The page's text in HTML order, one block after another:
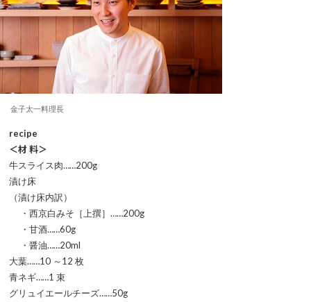
金子太一料理長
recipe
＜材 料＞
牛スライス肉……200g
漬け床
（漬け床内訳）
・西京白みそ［上撰］……200g
・甘酒……60g
・醤油……20ml
大葉……10 ～12 枚
青ネギ……1 束
グリュイエールチーズ……50g